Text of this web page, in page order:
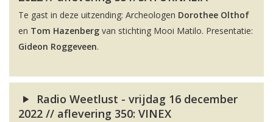
Te gast in deze uitzending: Archeologen Dorothee Olthof
en Tom Hazenberg van stichting Mooi Matilo. Presentatie:
Gideon Roggeveen.
Radio Weetlust - vrijdag 16 december
2022 // aflevering 350: VINEX